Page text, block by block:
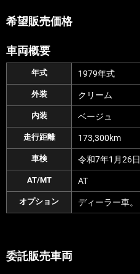
希望販売価格
車両概要
年式 1979年式
外装 クリーム
内装 ベージュ
走行距離 173,300km
車検 令和7年1月26日
AT/MT AT
オプション ディーラー車。
委託販売車両